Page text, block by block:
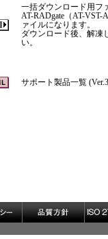
一括ダウンロード用フ
AT-RADgate（AT-
ァイルになります。
ダウンロード後、解凍
い。
サポート製品一覧